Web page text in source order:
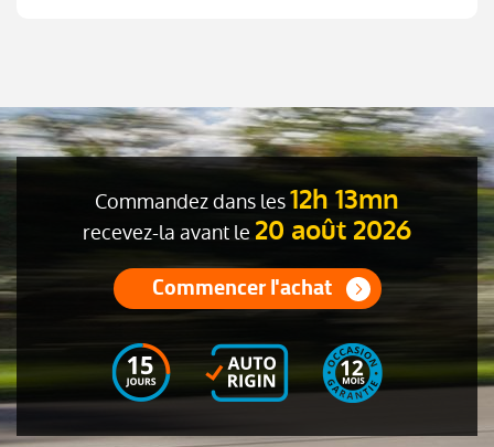
Commandez dans les12h 13mn
recevez-la avant le 20 août 2026
Commencer l'achat